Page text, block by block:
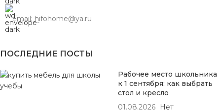
Email: hifohome@ya.ru
ПОСЛЕДНИЕ ПОСТЫ
Рабочее место школьника
к 1 сентября: как выбрать
стол и кресло
01.08.2026
Нет